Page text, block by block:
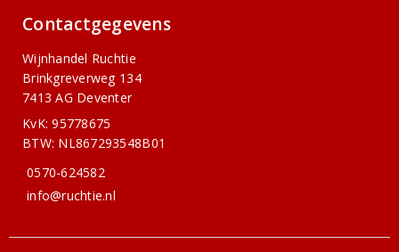
Contactgegevens
Wijnhandel Ruchtie
Brinkgreverweg 134
7413 AG Deventer
KvK: 95778675
BTW: NL867293548B01
0570-624582
info@ruchtie.nl